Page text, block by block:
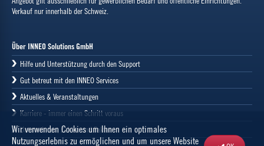
Verkauf nur innerhalb der Schweiz.
Über INNEO Solutions GmbH
Hilfe und Unterstützung durch den Support
Gut betreut mit den INNEO Services
Aktuelles & Veranstaltungen
Karriere - immer einen Schritt voraus
Unternehmen, Zahlen und Fakten
Wir verwenden Cookies um Ihnen ein optimales
Nutzungserlebnis zu ermöglichen und um unsere Website